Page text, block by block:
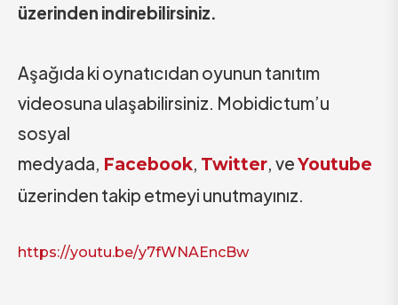
üzerinden indirebilirsiniz.
Aşağıda ki oynatıcıdan oyunun tanıtım
videosuna ulaşabilirsiniz. Mobidictum’u
sosyal
medyada, Facebook, Twitter, veYoutube
üzerinden takip etmeyi unutmayınız.
https://youtu.be/y7fWNAEncBw